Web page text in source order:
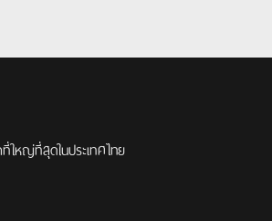
หญ่ที่สุดในประเทศไทย